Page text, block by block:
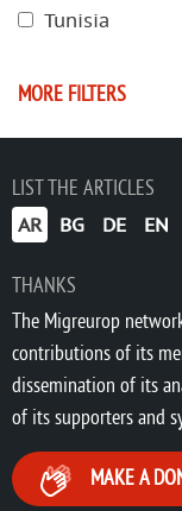
Tunisia
MORE FILTERS
LIST THE ARTICLES
AR BG DE EN
THANKS
The Migreurop
contributions of its
dissemination of its
of its supporters and
MAKE A